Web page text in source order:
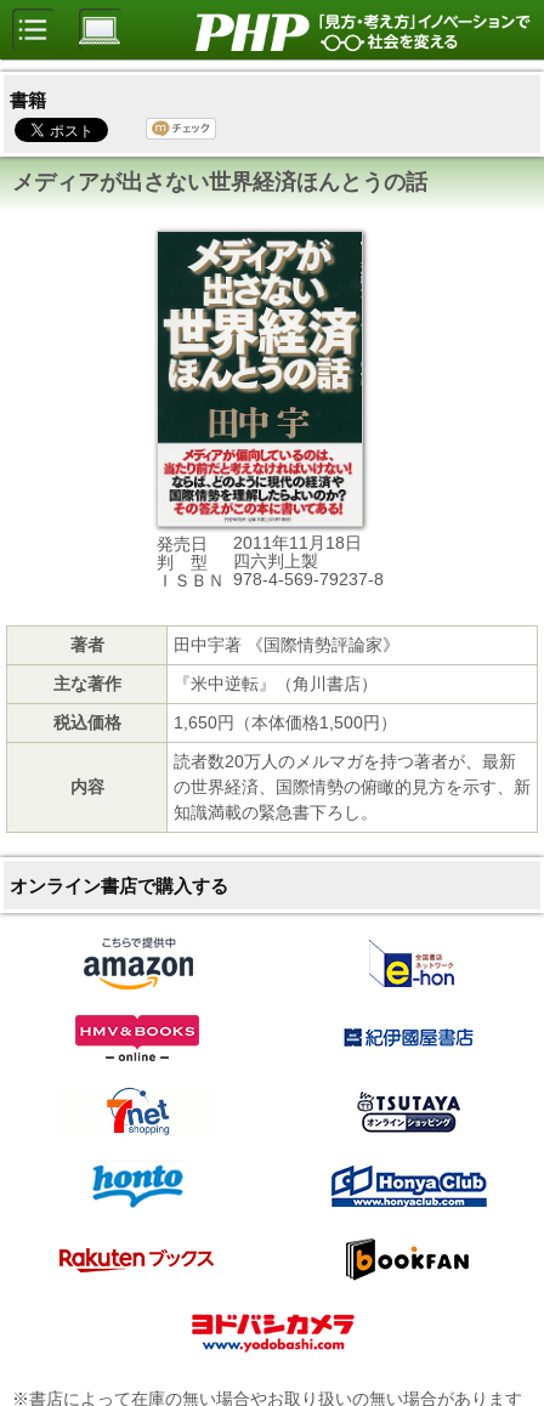
書籍
メディアが出さない世界経済ほんとうの話
発売日
2011年11月18日
判 型
四六判上製
ＩＳＢＮ
978-4-569-79237-8
著者
田中宇著 《国際情勢評論家》
主な著作
『米中逆転』（角川書店）
税込価格
1,650円（本体価格1,500円）
内容
読者数20万人のメルマガを持つ著者が、最新
の世界経済、国際情勢の俯瞰的見方を示す、新
知識満載の緊急書下ろし。
オンライン書店で購入する
※書店によって在庫の無い場合やお取り扱いの無い場合があります